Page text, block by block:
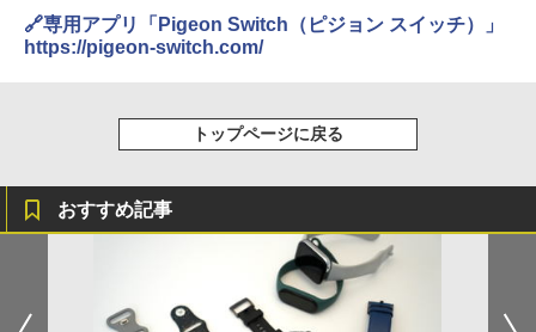
🔗専用アプリ「Pigeon Switch（ピジョン スイッチ）」
https://pigeon-switch.com/
トップページに戻る
おすすめ記事